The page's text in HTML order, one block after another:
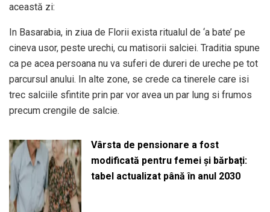
această zi:
In Basarabia, in ziua de Florii exista ritualul de ‘a bate’ pe
cineva usor, peste urechi, cu matisorii salciei. Traditia spune
ca pe acea persoana nu va suferi de dureri de ureche pe tot
parcursul anului. In alte zone, se crede ca tinerele care isi
trec salciile sfintite prin par vor avea un par lung si frumos
precum crengile de salcie.
Vârsta de pensionare a fost
modificată pentru femei și bărbați:
tabel actualizat până în anul 2030